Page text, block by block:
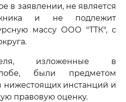
в заявлении, не является
и не подлежит
массу ООО "ТТК", с
изложенные в
были предметом
нижестоящих инстанций и
правовую оценку.